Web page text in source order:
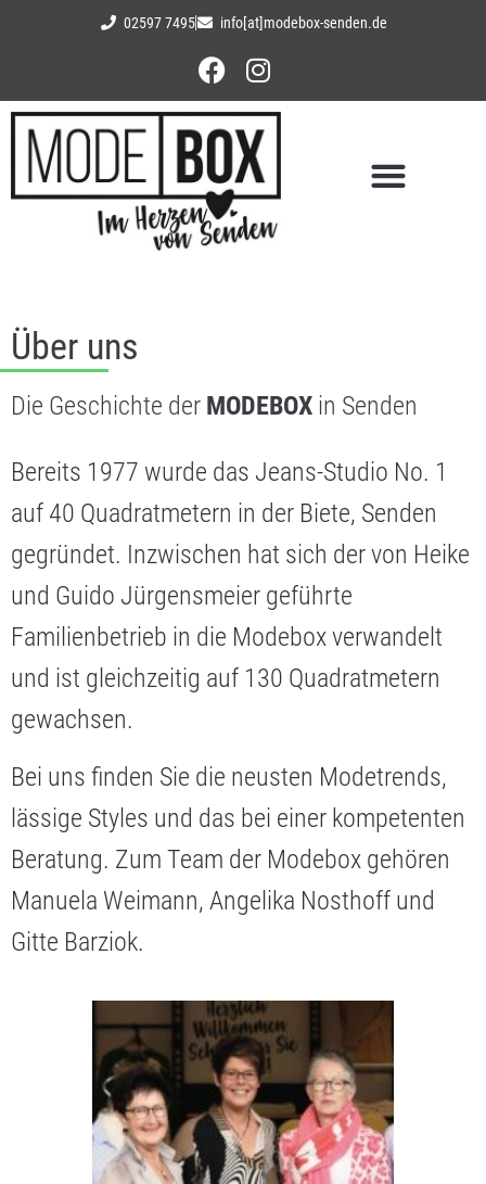
02597 7495 info[at]modebox-senden.de
Über uns
Die Geschichte der MODEBOX in Senden
Bereits 1977 wurde das Jeans-Studio No. 1
auf 40 Quadratmetern in der Biete, Senden
gegründet. Inzwischen hat sich der von Heike
und Guido Jürgensmeier geführte
Familienbetrieb in die Modebox verwandelt
und ist gleichzeitig auf 130 Quadratmetern
gewachsen.
Bei uns finden Sie die neusten Modetrends,
lässige Styles und das bei einer kompetenten
Beratung. Zum Team der Modebox gehören
Manuela Weimann, Angelika Nosthoff und
Gitte Barziok.